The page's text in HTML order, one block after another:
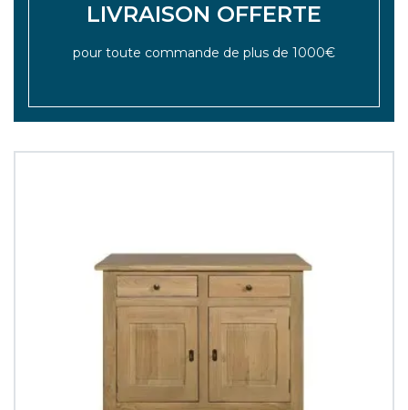
LIVRAISON OFFERTE
pour toute commande de plus de 1000€